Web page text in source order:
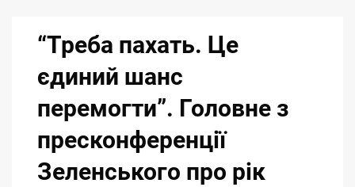
“Треба пахать. Це
єдиний шанс
перемогти”. Головне з
пресконференції
Зеленського про рік